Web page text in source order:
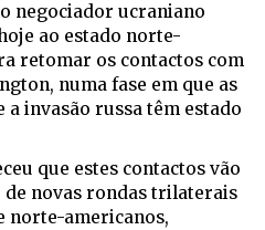
negociador ucraniano
ao estado norte-
retomar os contactos com
numa fase em que as
a invasão russa têm estado
que estes contactos vão
novas rondas trilaterais
norte-americanos,